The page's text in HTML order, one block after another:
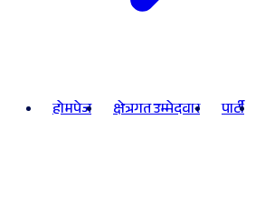
होमपेज क्षेत्रगत उम्मेदवार पार्टी